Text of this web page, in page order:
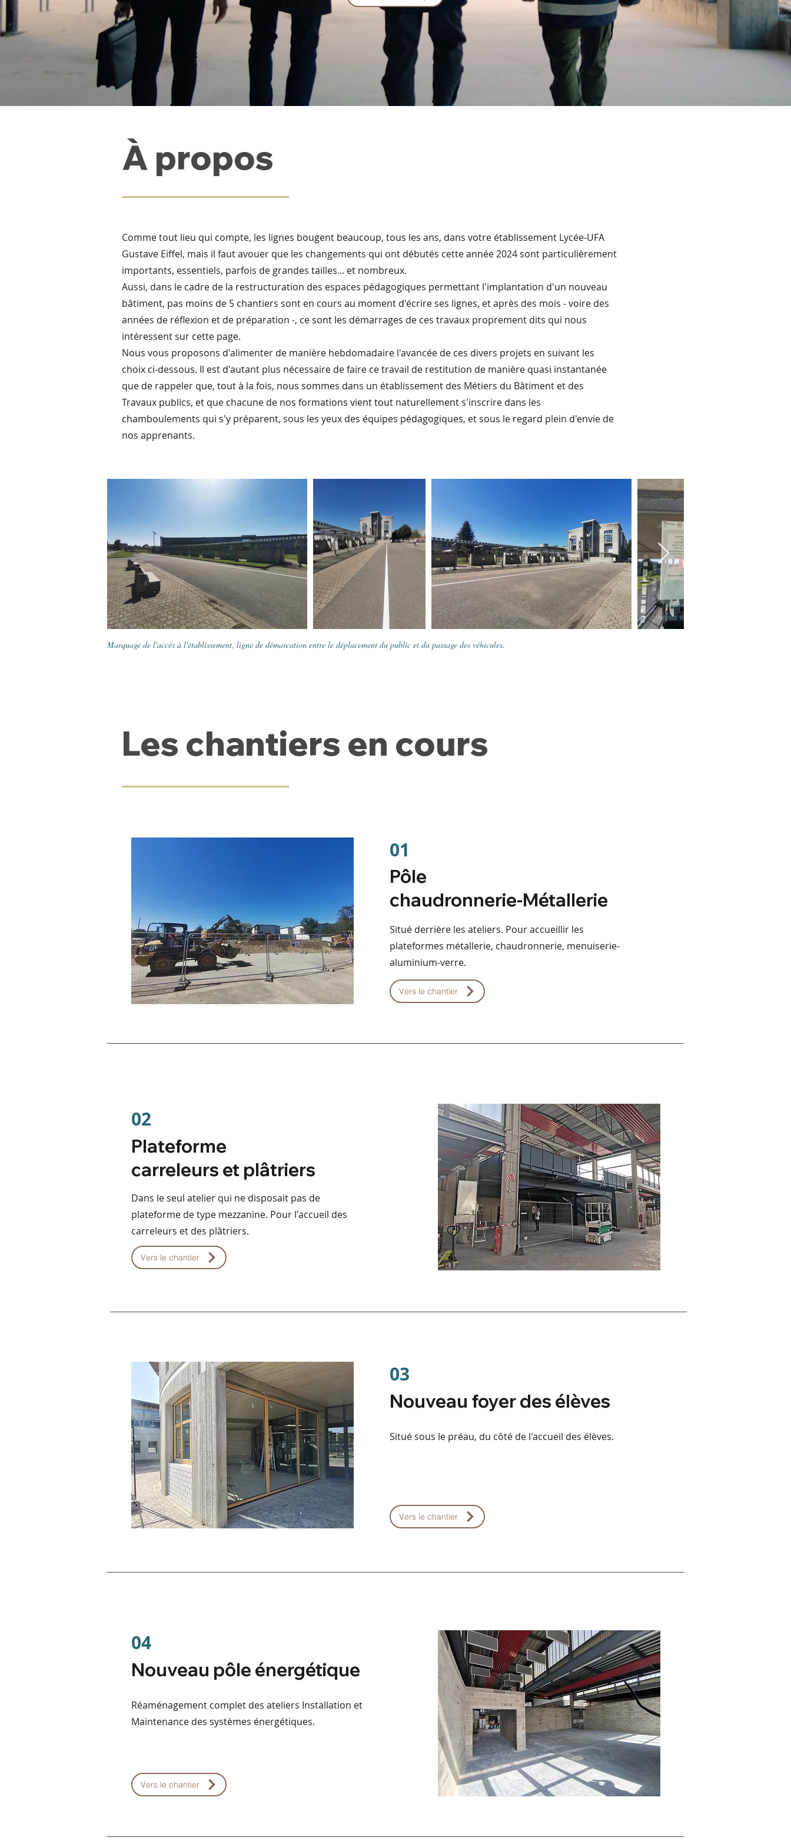
À propos
Comme tout lieu qui compte, les lignes bougent beaucoup, tous les ans, dans votre établissement Lycée-UFA
Gustave Eiffel, mais il faut avouer que les changements qui ont débutés cette année 2024 sont particulièrement
importants, essentiels, parfois de grandes tailles... et nombreux.
Aussi, dans le cadre de la restructuration des espaces pédagogiques permettant l'implantation d'un nouveau
bâtiment, pas moins de 5 chantiers sont en cours au moment d'écrire ses lignes, et après des mois - voire des
années de réflexion et de préparation -, ce sont les démarrages de ces travaux proprement dits qui nous
intéressent sur cette page.
Nous vous proposons d'alimenter de manière hebdomadaire l'avancée de ces divers projets en suivant les
choix ci-dessous. Il est d'autant plus nécessaire de faire ce travail de restitution de manière quasi instantanée
que de rappeler que, tout à la fois, nous sommes dans un établissement des Métiers du Bâtiment et des
Travaux publics, et que chacune de nos formations vient tout naturellement s'inscrire dans les
chamboulements qui s'y préparent, sous les yeux des équipes pédagogiques, et sous le regard plein d'envie de
nos apprenants.
Marquage de l'accès à l'établissement, ligne de démarcation entre le déplacement du public et du passage des véhicules.
Les chantiers en cours
01
Pôle
chaudronnerie-Métallerie
Situé derrière les ateliers. Pour accueillir les
plateformes métallerie, chaudronnerie, menuiserie-
aluminium-verre.
Vers le chantier
02
Plateforme
carreleurs et plâtriers
Dans le seul atelier qui ne disposait pas de
plateforme de type mezzanine. Pour l'accueil des
carreleurs et des plâtriers.
Vers le chantier
03
Nouveau foyer des élèves
Situé sous le préau, du côté de l'accueil des élèves.
Vers le chantier
04
Nouveau pôle énergétique
Réaménagement complet des ateliers Installation et
Maintenance des systèmes énergétiques.
Vers le chantier